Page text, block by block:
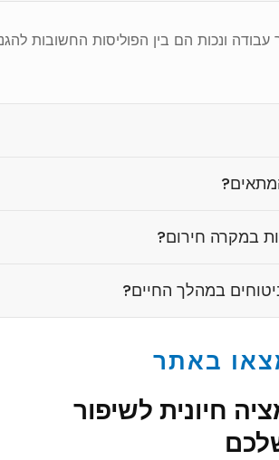
עבודה ונכות הם בין הפוליסות החשובות
במקרה חירום?
במהלך החיים?
באתר
חיונית לשיפור